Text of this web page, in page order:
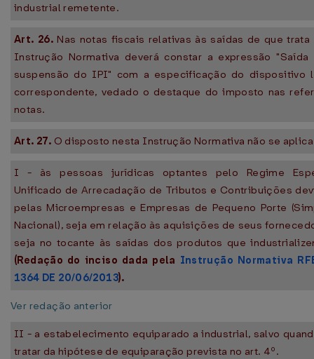
industrial remetente.
Art. 26. Nas notas fiscais relativas às saídas de que trata
Instrução Normativa deverá constar a expressão "Saída
suspensão do IPI" com a especificação do dispositivo
correspondente, vedado o destaque do imposto nas
notas.
Art. 27. O disposto nesta Instrução Normativa não se
I - às pessoas jurídicas optantes pelo Regime
Unificado de Arrecadação de Tributos e Contribuições
pelas Microempresas e Empresas de Pequeno Porte
Nacional), seja em relação às aquisições de seus
seja no tocante às saídas dos produtos que
(Redação do inciso dada pela Instrução Normativa
1364 DE 20/06/2013).
Ver redação anterior
II - a estabelecimento equiparado a industrial, salvo
tratar da hipótese de equiparação prevista no art. 4º.